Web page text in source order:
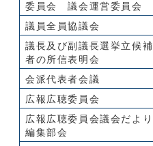
委員会 議会運営委員会
議員全員協議会
議長及び副議長選挙立候補
者の所信表明会
会派代表者会議
広報広聴委員会
広報広聴委員会議会だより
編集部会